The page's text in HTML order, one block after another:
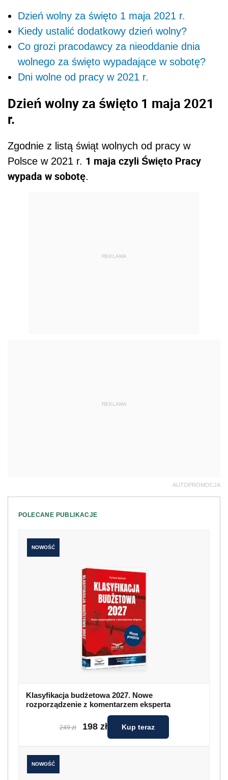
Dzień wolny za święto 1 maja 2021 r.
Kiedy ustalić dodatkowy dzień wolny?
Co grozi pracodawcy za nieoddanie dnia
wolnego za święto wypadające w sobotę?
Dni wolne od pracy w 2021 r.
Dzień wolny za święto 1 maja 2021
r.
Zgodnie z listą świąt wolnych od pracy w
Polsce w 2021 r. 1 maja czyli Święto Pracy
wypada w sobotę.
REKLAMA
REKLAMA
AUTOPROMOCJA
POLECANE PUBLIKACJE
NOWOŚĆ
Klasyfikacja budżetowa 2027. Nowe
rozporządzenie z komentarzem eksperta
249 zł 198 zł Kup teraz
NOWOŚĆ